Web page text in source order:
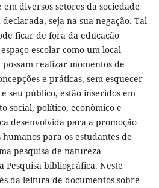
diversos setores da sociedade
seja na sua negação. Tal
ficar de fora da educação
escolar como um local
realizar momentos de
e práticas, sem esquecer
seu público, estão inseridos em
social, político, econômico e
desenvolvida para a promoção
para os estudantes de
pesquisa de natureza
Pesquisa bibliográfica. Neste
da leitura de documentos sobre